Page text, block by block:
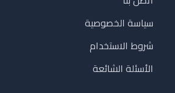
سياسة الخصوصية
شروط الاستخدام
الأسئلة الشائعة